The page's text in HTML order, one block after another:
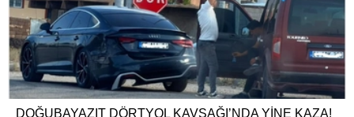
DOĞUBAYAZIT DÖRTYOL KAVŞAĞI’NDA YİNE KAZA!